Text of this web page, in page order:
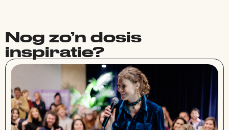
Nog zo’n dosis
inspiratie?